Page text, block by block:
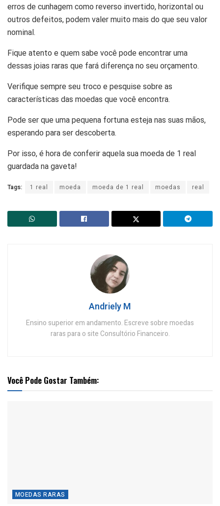
erros de cunhagem como reverso invertido, horizontal ou
outros defeitos, podem valer muito mais do que seu valor
nominal.
Fique atento e quem sabe você pode encontrar uma
dessas joias raras que fará diferença no seu orçamento.
Verifique sempre seu troco e pesquise sobre as
características das moedas que você encontra.
Pode ser que uma pequena fortuna esteja nas suas mãos,
esperando para ser descoberta.
Por isso, é hora de conferir aquela sua moeda de 1 real
guardada na gaveta!
Tags: 1 real moeda moeda de 1 real moedas real
Andriely M
Ensino superior em andamento. Escreve sobre moedas
raras para o site Consultório Financeiro.
Você Pode Gostar Também:
MOEDAS RARAS